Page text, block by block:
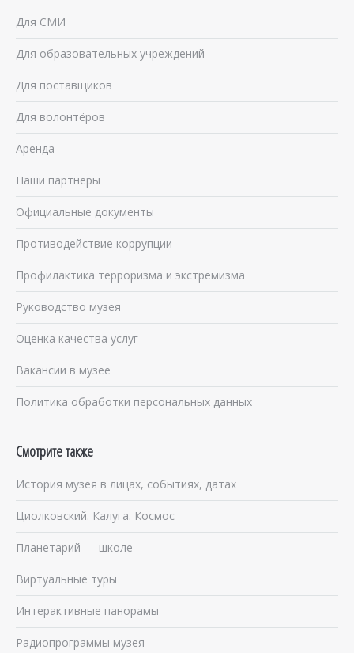
Для СМИ
Для образовательных учреждений
Для поставщиков
Для волонтёров
Аренда
Наши партнёры
Официальные документы
Противодействие коррупции
Профилактика терроризма и экстремизма
Руководство музея
Оценка качества услуг
Вакансии в музее
Политика обработки персональных данных
Смотрите также
История музея в лицах, событиях, датах
Циолковский. Калуга. Космос
Планетарий — школе
Виртуальные туры
Интерактивные панорамы
Радиопрограммы музея